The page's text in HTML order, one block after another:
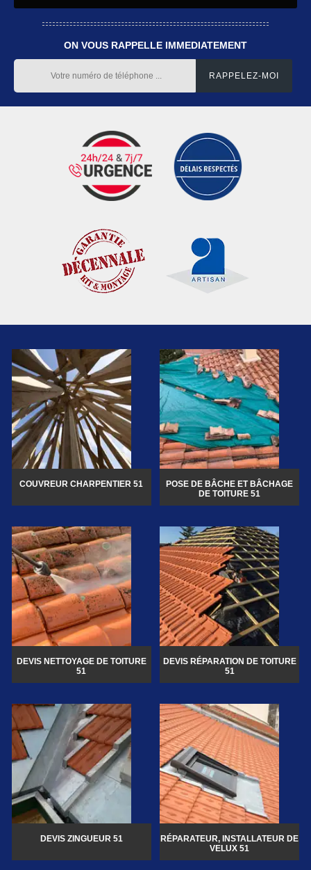
ON VOUS RAPPELLE IMMEDIATEMENT
COUVREUR CHARPENTIER 51
POSE DE BÂCHE ET BÂCHAGE
DE TOITURE 51
DEVIS NETTOYAGE DE TOITURE
51
DEVIS RÉPARATION DE TOITURE
51
DEVIS ZINGUEUR 51
RÉPARATEUR, INSTALLATEUR DE
VELUX 51